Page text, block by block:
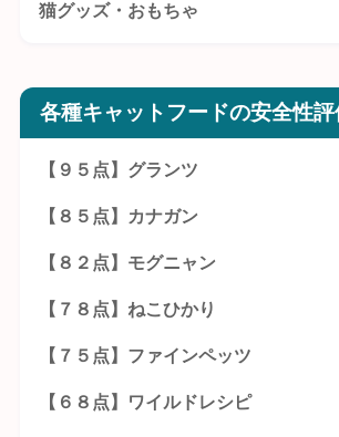
猫グッズ・おもちゃ
各種キャットフードの安全性評
【９５点】グランツ
【８５点】カナガン
【８２点】モグニャン
【７８点】ねこひかり
【７５点】ファインペッツ
【６８点】ワイルドレシピ